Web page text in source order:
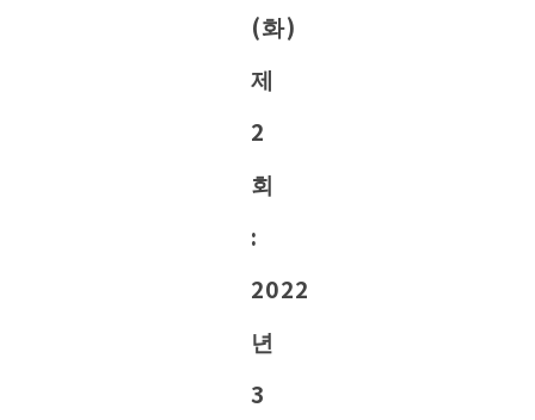
(화)
제
2
회
:
2022
년
3